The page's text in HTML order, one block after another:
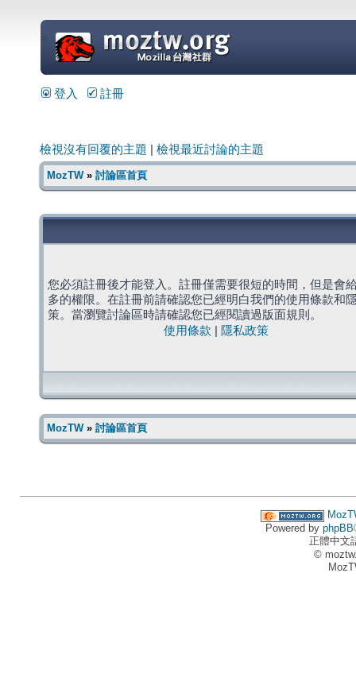
=
登入 註冊
檢視沒有回覆的主題 檢視最近討論的主題
MozTW» 討論區首頁
您必須註冊後才能登入。註冊僅需要很短的時間，但是會
多的權限。在註冊前請確認您已經明白我們的使用條款和
策。當瀏覽討論區時請確認您已經閱讀過版面規則。
使用條款
隱私政策
MozTW» 討論區首頁
Powered by phpBB
正體中文
©